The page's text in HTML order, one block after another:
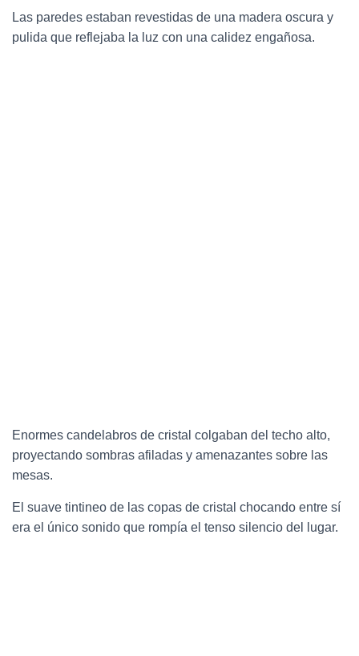
Las paredes estaban revestidas de una madera oscura y
pulida que reflejaba la luz con una calidez engañosa.
Enormes candelabros de cristal colgaban del techo alto,
proyectando sombras afiladas y amenazantes sobre las
mesas.
El suave tintineo de las copas de cristal chocando entre sí
era el único sonido que rompía el tenso silencio del lugar.